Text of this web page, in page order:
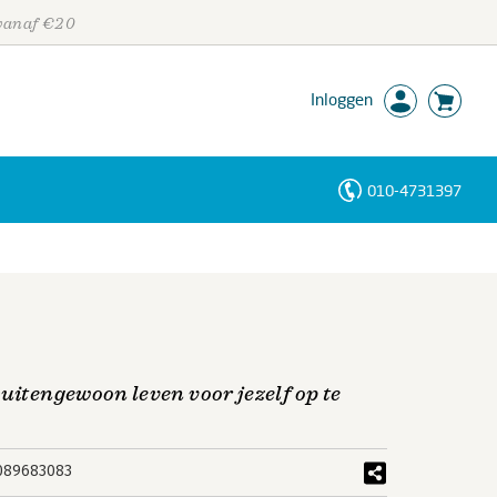
€20
Inloggen
010-4731397
leven voor jezelf op te
Personen